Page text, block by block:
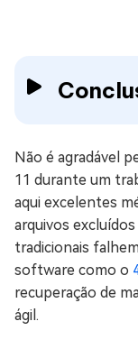
Não é agradável
11 durante um
aqui excelentes
arquivos
tradicionais
software como o
recuperação de
ágil.